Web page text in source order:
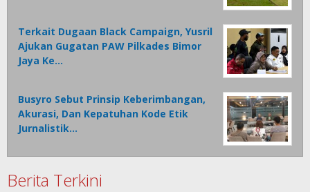
Terkait Dugaan Black Campaign, Yusril
Ajukan Gugatan PAW Pilkades Bimor
Jaya Ke…
Busyro Sebut Prinsip Keberimbangan,
Akurasi, Dan Kepatuhan Kode Etik
Jurnalistik…
Berita Terkini